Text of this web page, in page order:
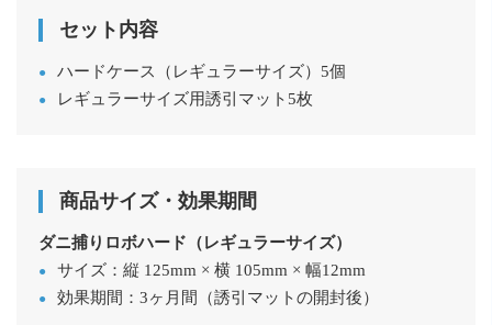
セット内容
ハードケース（レギュラーサイズ）5個
レギュラーサイズ用誘引マット5枚
商品サイズ・効果期間
ダニ捕りロボハード（レギュラーサイズ）
サイズ：縦 125mm × 横 105mm × 幅12mm
効果期間：3ヶ月間（誘引マットの開封後）